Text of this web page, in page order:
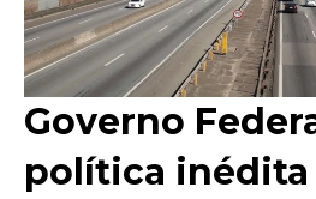
Governo
política inédita